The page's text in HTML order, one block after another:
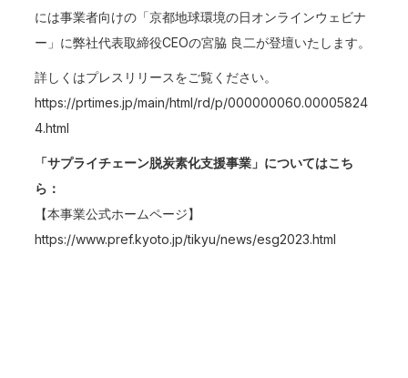
には事業者向けの「京都地球環境の日オンラインウェビナ
ー」に弊社代表取締役CEOの宮脇 良二が登壇いたします。
詳しくはプレスリリースをご覧ください。
https://prtimes.jp/main/html/rd/p/000000060.00005824
4.html
「サプライチェーン脱炭素化支援事業」についてはこち
ら：
【本事業公式ホームページ】
https://www.pref.kyoto.jp/tikyu/news/esg2023.html